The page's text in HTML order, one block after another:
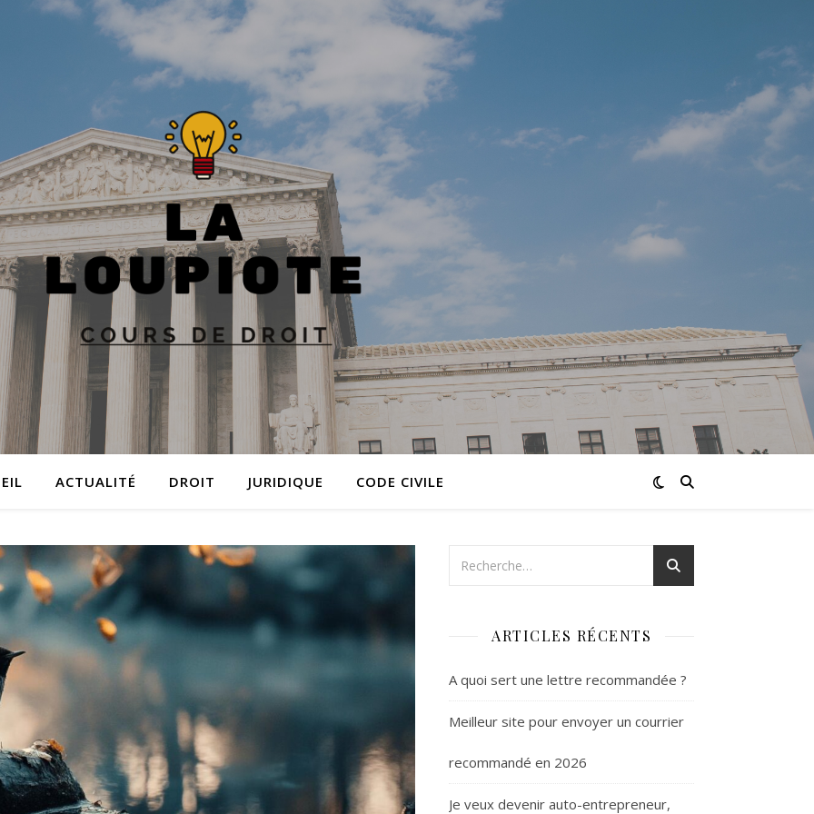
ACTUALITÉ DROIT JURIDIQUE CODE CIVILE
ARTICLES RÉCENTS
A quoi sert une lettre recommandée ?
Meilleur site pour envoyer un courrier
recommandé en 2026
Je veux devenir auto-entrepreneur,